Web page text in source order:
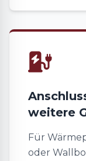
weitere
Für
oder